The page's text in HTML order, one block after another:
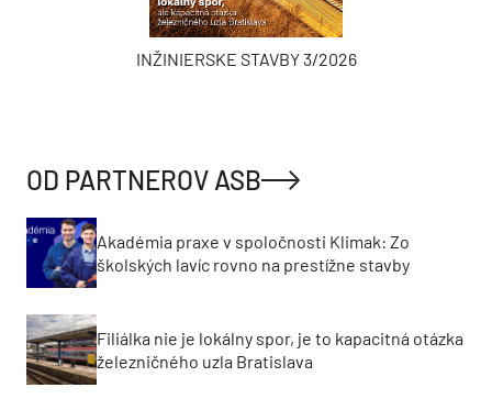
INŽINIERSKE STAVBY 3/2026
OD PARTNEROV ASB
Akadémia praxe v spoločnosti Klimak: Zo
školských lavíc rovno na prestížne stavby
Filiálka nie je lokálny spor, je to kapacitná otázka
železničného uzla Bratislava